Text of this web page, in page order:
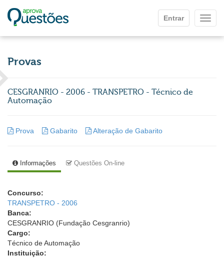
Entrar
Provas
CESGRANRIO - 2006 - TRANSPETRO - Técnico de
Automação
Prova Gabarito Alteração de Gabarito
Informações Questões On-line
Concurso:
TRANSPETRO - 2006
Banca:
CESGRANRIO (Fundação Cesgranrio)
Cargo:
Técnico de Automação
Instituição: